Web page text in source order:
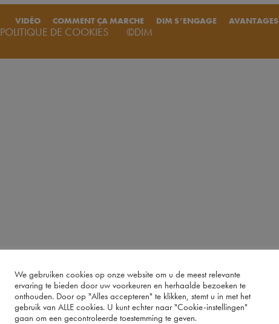
VIDÉO COMMENT ÇA MARCHE DIM S’ENGAGE AVANTAGES
POLITIQUE DE COOKIES ©DIM
We gebruiken cookies op onze website om u de meest relevante
ervaring te bieden door uw voorkeuren en herhaalde bezoeken te
onthouden. Door op "Alles accepteren" te klikken, stemt u in met het
gebruik van ALLE cookies. U kunt echter naar "Cookie-instellingen"
gaan om een ​​gecontroleerde toestemming te geven.